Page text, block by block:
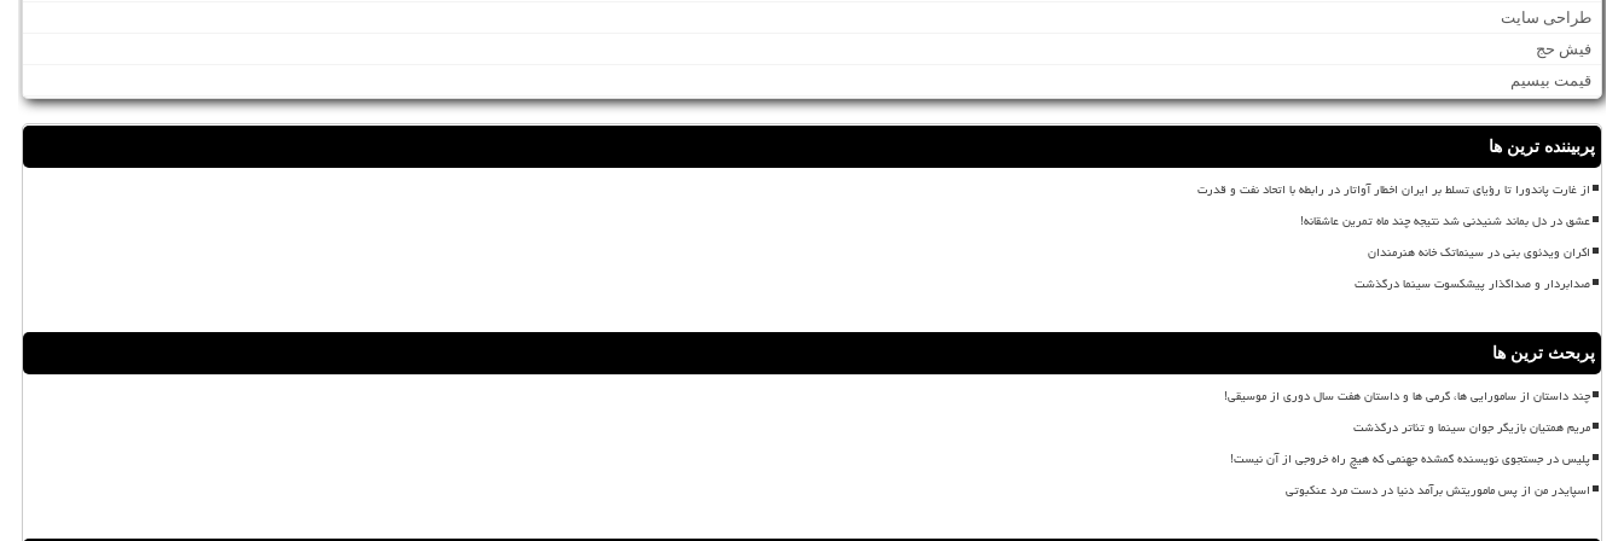
طراحی سایت
فیش حج
قیمت بیسیم
پربیننده ترین ها
از غارت پاندورا تا رؤیای تسلط بر ایران اخطار آواتار در رابطه با اتحاد نفت و قدرت
عشق در دل بماند شنیدنی شد نتیجه چند ماه تمرین عاشقانه!
اکران ویدئوی بنی در سینماتک خانه هنرمندان
صدابردار و صداگذار پیشکسوت سینما درگذشت
پربحث ترین ها
چند داستان از سامورایی ها، گرمی ها و داستان هفت سال دوری از موسیقی!
مریم همتیان بازیگر جوان سینما و تئاتر درگذشت
پلیس در جستجوی نویسنده گمشده جهنمی که هیچ راه خروجی از آن نیست!
اسپایدر من از پس ماموریتش برآمد دنیا در دست مرد عنکبوتی